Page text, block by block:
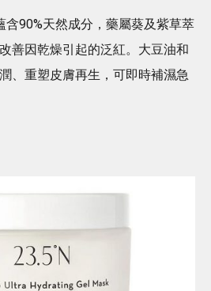
90%天然成分，藥屬葵及紫草萃
善因乾燥引起的泛紅。大豆油和
、重塑皮膚再生，可即時補濕急